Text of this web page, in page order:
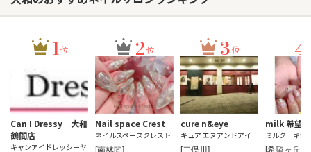
1位
Can I Dressy 大和
鶴間店
キャンアイドレッシーヤ
2 位
Nail space Crest
ネイルスペースクレスト
[南林間]
3 位
cure n&eye
キュア エヌアンドアイ
[二俣川]
4
milk 希望
ミルク キボ
[希望ヶ丘]